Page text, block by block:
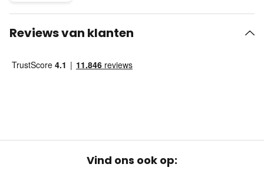
Reviews van klanten
Vind ons ook op: